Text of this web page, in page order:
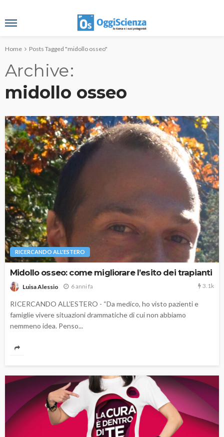
Home Posts Tagged "midollo osseo"
Archive
midollo osseo
RICERCANDO ALL'ESTERO
Midollo osseo: come migliorare l’esito dei trapianti
Luisa Alessio 6 anni fa 3.1k
RICERCANDO ALL’ESTERO - “Da medico, ho visto pazienti e
famiglie vivere situazioni drammatiche di cui non abbiamo
nemmeno idea. Penso...